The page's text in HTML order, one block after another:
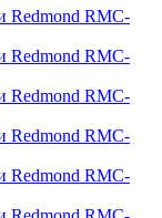
Redmond RMC-
Redmond RMC-
Redmond RMC-
Redmond RMC-
Redmond RMC-